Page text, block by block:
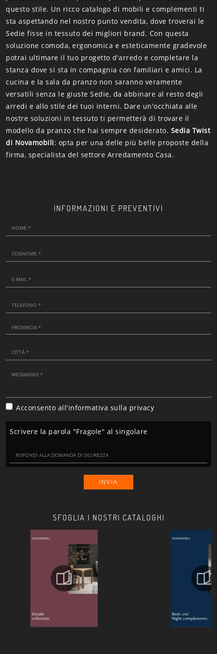
questo stile. Un ricco catalogo di mobili e complementi ti
sta aspettando nel nostro punto vendita, dove troverai le
Sedie fisse in tessuto dei migliori brand. Con questa
soluzione comoda, ergonomica e esteticamente gradevole
potrai ultimare il tuo progetto d'arredo e completare la
stanza dove si sta in compagnia con familiari e amici. La
cucina e la sala da pranzo non saranno veramente
versatili senza le giuste Sedie, da abbinare al resto degli
arredi e allo stile dei tuoi interni. Dare un'occhiata alle
nostre soluzioni in tessuto ti permetterà di trovare il
modello da pranzo che hai sempre desiderato. Sedia Twist
di Novamobili: opta per una delle più belle proposte della
firma, specialista del settore Arredamento Casa.
SFOGLIA I NOSTRI CATALOGHI
INFORMAZIONI E PREVENTIVI
Acconsento all'informativa sulla privacy
Scrivere la parola "Fragole" al singolare
INVIA